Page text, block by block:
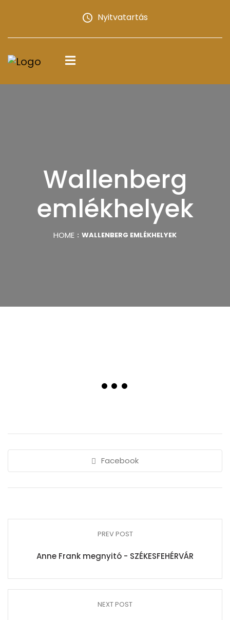
Nyitvatartás
Wallenberg
emlékhelyek
HOME WALLENBERG EMLÉKHELYEK
Facebook
PREV POST
Anne Frank megnyitó - SZÉKESFEHÉRVÁR
NEXT POST